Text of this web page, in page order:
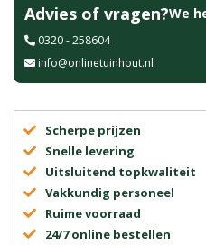
Advies of vragen?We
0320 - 258604
info@onlinetuinhout.nl
Scherpe prijzen
Snelle levering
Uitsluitend topkwaliteit
Vakkundig personeel
Ruime voorraad
24/7 online bestellen